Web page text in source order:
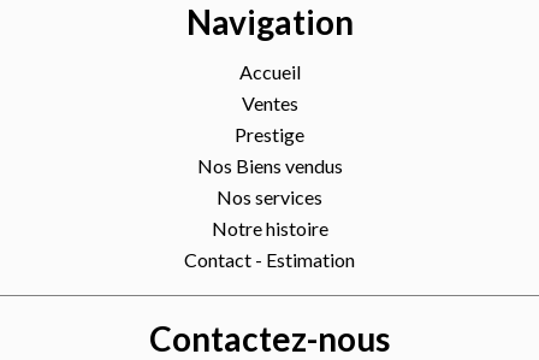
Navigation
Accueil
Ventes
Prestige
Nos Biens vendus
Nos services
Notre histoire
Contact - Estimation
Contactez-nous